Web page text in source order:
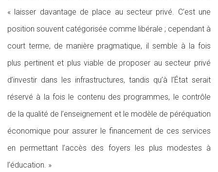
« laisser davantage de place au secteur privé. C’est une
position souvent catégorisée comme libérale ; cependant à
court terme, de manière pragmatique, il semble à la fois
plus pertinent et plus viable de proposer au secteur privé
d’investir dans les infrastructures, tandis qu’à l’État serait
réservé à la fois le contenu des programmes, le contrôle
de la qualité de l’enseignement et le modèle de péréquation
économique pour assurer le financement de ces services
en permettant l’accès des foyers les plus modestes à
l’éducation. »